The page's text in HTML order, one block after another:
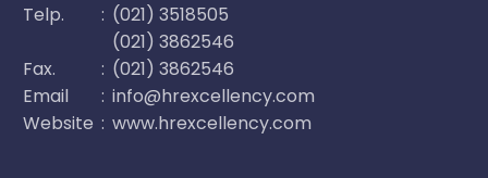
Telp.
: (021) 3518505
(021) 3862546
Fax.
: (021) 3862546
Email
: info@hrexcellency.com
Website : www.hrexcellency.com